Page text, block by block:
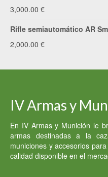
3,000.00 €
Rifle semiautomático AR
2,000.00 €
IV Armas y
En IV Armas y Munición le
armas destinadas a la
municiones y accesorios
calidad disponible en el